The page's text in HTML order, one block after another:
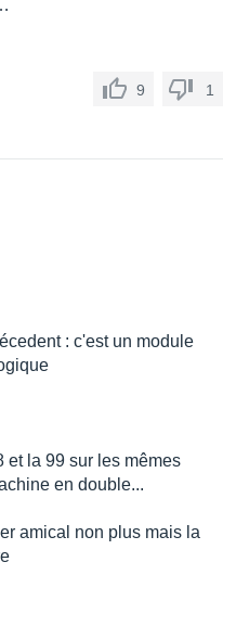
9 1
: c'est un module
et la 99 sur les mêmes
en double...
amical non plus mais la